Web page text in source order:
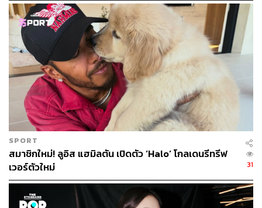
เคที เพอร์รี ในชุดของ Versace
SPORT
สมาชิกใหม่! ลูอิส แฮมิลตัน เปิดตัว ‘Halo’ โกลเดนรีทรีฟ
เวอร์ตัวใหม่
31